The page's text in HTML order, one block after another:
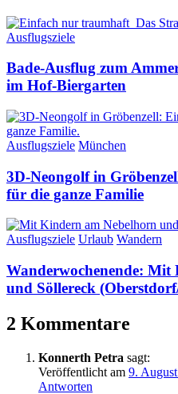
Ausflugsziele
Bade-Ausflug zum
im Hof-Biergarten
Ausflugsziele München
3D-Neongolf in
für die ganze Familie
Ausflugsziele Urlaub Wandern
Wanderwochenende:
und Söllereck
2 Kommentare
Konnerth Petra sagt:
Veröffentlicht am 9.
Antworten